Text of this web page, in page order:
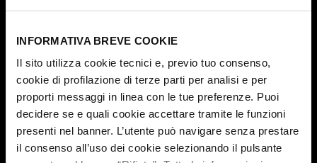
INFORMATIVA BREVE COOKIE
Il sito utilizza cookie tecnici e, previo tuo consenso,
cookie di profilazione di terze parti per analisi e per
proporti messaggi in linea con le tue preferenze. Puoi
decidere se e quali cookie accettare tramite le funzioni
presenti nel banner. L’utente può navigare senza prestare
il consenso all’uso dei cookie selezionando il pulsante
1 / 14
Un itinerario per scoprireil cuore della Roma cattolica in mezza giornata
daCastel Sant'Angelo Basilica di San Pietro passando per
Piazza San
Pietro.